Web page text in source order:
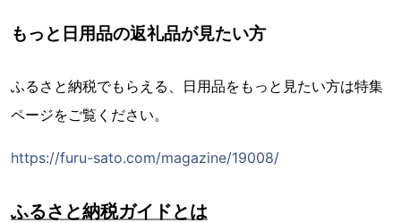
もっと日用品の返礼品が見たい方
ふるさと納税でもらえる、日用品をもっと見たい方は特集
ページをご覧ください。
https://furu-sato.com/magazine/19008/
ふるさと納税ガイドとは